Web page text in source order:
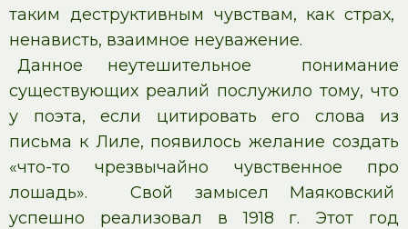
таким деструктивным чувствам, как страх,
ненависть, взаимное неуважение.
Данное неутешительное понимание
существующих реалий послужило тому, что
у поэта, если цитировать его слова из
письма к Лиле, появилось желание создать
«что-то чрезвычайно чувственное про
лошадь». Свой замысел Маяковский
успешно реализовал в 1918 г. Этот год